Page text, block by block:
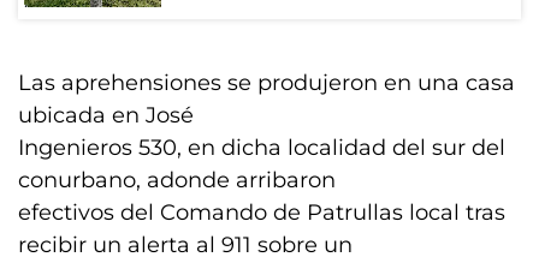
Las aprehensiones se produjeron en una casa
ubicada en José
Ingenieros 530, en dicha localidad del sur del
conurbano, adonde arribaron
efectivos del Comando de Patrullas local tras
recibir un alerta al 911 sobre un